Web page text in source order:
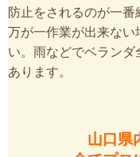
防止をされるのが一番
万が一作業が出来ない
い。雨などでベラン
あります。
山口県